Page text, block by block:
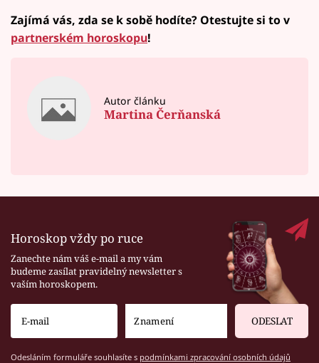
Zajímá vás, zda se k sobě hodíte? Otestujte si to v
partnerském horoskopu!
Autor článku
Martina Čerňanská
Horoskop vždy po ruce
Zanechte nám váš e-mail a my vám
budeme zasílat pravidelný newsletter s
vaším horoskopem.
ODESLAT
Odesláním formuláře souhlasíte s podmínkami zpracování osobních údajů